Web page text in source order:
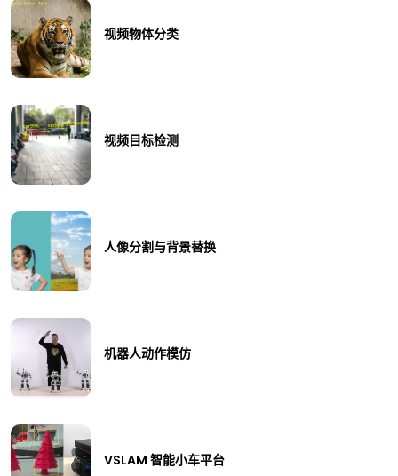
视频物体分类
视频目标检测
人像分割与背景替换
机器人动作模仿
VSLAM 智能小车平台